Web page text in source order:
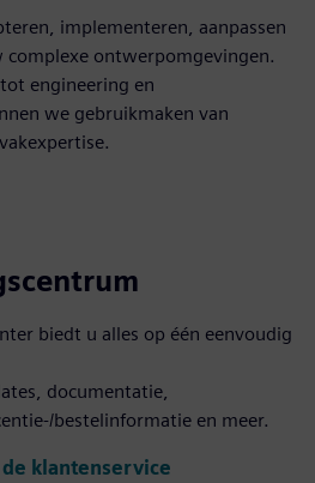
implementeren, aanpassen
complexe ontwerpomgevingen.
engineering en
we gebruikmaken van
biedt u alles op één eenvoudig
documentatie,
bestelinformatie en meer.
klantenservice